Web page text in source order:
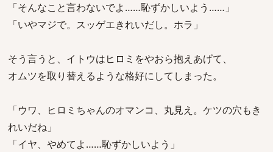
「そんなこと言わないでよ……恥ずかしいよう……」
「いやマジで。スッゲエきれいだし。ホラ」
そう言うと、イトウはヒロミをやおら抱えあげて、
オムツを取り替えるような格好にしてしまった。
「ウワ、ヒロミちゃんのオマンコ、丸見え。ケツの穴もき
れいだね」
「イヤ、やめてよ……恥ずかしいよう」